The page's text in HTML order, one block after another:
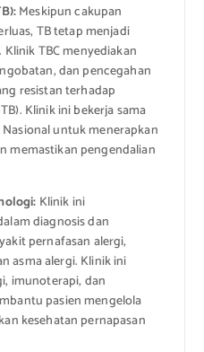
Meskipun cakupan
TB tetap menjadi
TBC menyediakan
dan pencegahan
resistan terhadap
Klinik ini bekerja sama
untuk menerapkan
memastikan pengendalian
Klinik ini
diagnosis dan
pernafasan alergi,
asma alergi. Klinik ini
imunoterapi, dan
pasien mengelola
kesehatan pernapasan